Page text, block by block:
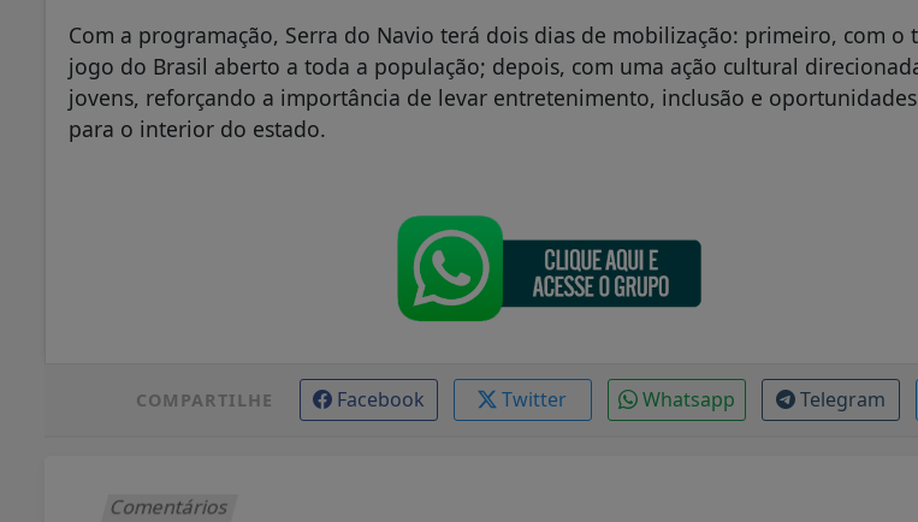
Com a programação, Serra do Navio terá dois dias de mobilização: primeiro, com o
jogo do Brasil aberto a toda a população; depois, com uma ação cultural
jovens, reforçando a importância de levar entretenimento, inclusão e
para o interior do estado.
COMPARTILHE Facebook Twitter Whatsapp Telegram
Comentários